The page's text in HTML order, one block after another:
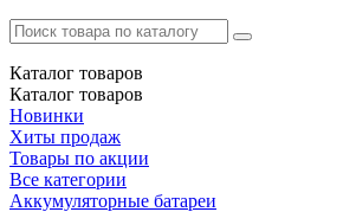
Каталог товаров
Каталог товаров
Новинки
Хиты продаж
Товары по акции
Все категории
Аккумуляторные батареи